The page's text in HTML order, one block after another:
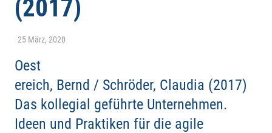
(2017)
25 März, 2020
Oest
ereich, Bernd / Schröder, Claudia (2017)
Das kollegial geführte Unternehmen.
Ideen und Praktiken für die agile